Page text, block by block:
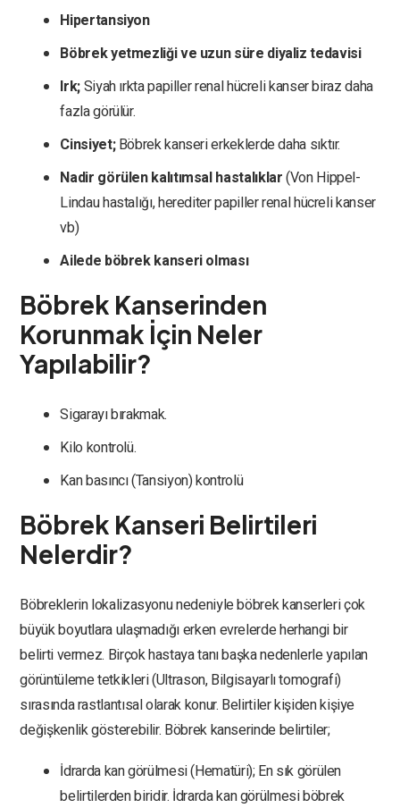
Hipertansiyon
Böbrek yetmezliği ve uzun süre diyaliz tedavisi
Irk;Siyah ırkta papiller renal hücreli kanser biraz daha
fazla görülür.
Cinsiyet; Böbrek kanseri erkeklerde daha sıktır.
Nadir görülen kalıtımsal hastalıklar(Von Hippel-
Lindau hastalığı, herediter papiller renal hücreli kanser
vb)
Ailede böbrek kanseri olması
Böbrek Kanserinden
Korunmak İçin Neler
Yapılabilir?
Sigarayı bırakmak.
Kilo kontrolü.
Kan basıncı (Tansiyon) kontrolü
Böbrek Kanseri Belirtileri
Nelerdir?
Böbreklerin lokalizasyonu nedeniyle böbrek kanserleri çok
büyük boyutlara ulaşmadığı erken evrelerde herhangi bir
belirti vermez. Birçok hastaya tanı başka nedenlerle yapılan
görüntüleme tetkikleri (Ultrason, Bilgisayarlı tomografi)
sırasında rastlantısal olarak konur. Belirtiler kişiden kişiye
değişkenlik gösterebilir. Böbrek kanserinde belirtiler;
İdrarda kan görülmesi (Hematüri);En sık görülen
belirtilerden biridir. İdrarda kan görülmesi böbrek